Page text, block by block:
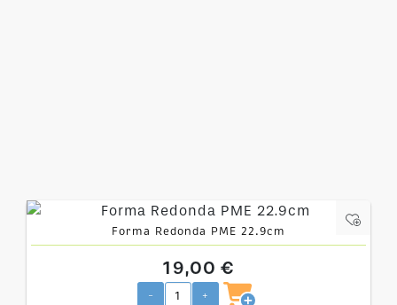
Forma Redonda PME 22.9cm
19,00 €
- +